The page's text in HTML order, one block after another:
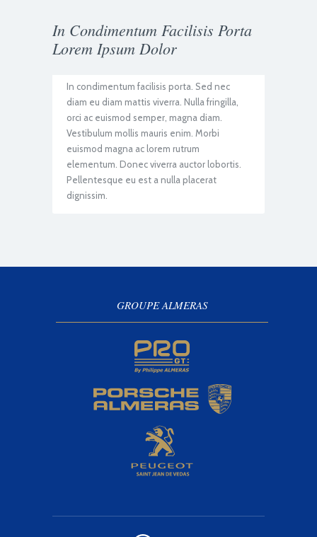
In Condimentum Facilisis Porta
Lorem Ipsum Dolor
In condimentum facilisis porta. Sed nec
diam eu diam mattis viverra. Nulla fringilla,
orci ac euismod semper, magna diam.
Vestibulum mollis mauris enim. Morbi
euismod magna ac lorem rutrum
elementum. Donec viverra auctor lobortis.
Pellentesque eu est a nulla placerat
dignissim.
GROUPE ALMERAS